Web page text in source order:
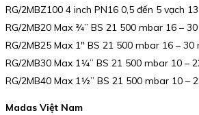
RG/2MBZ100 4 inch PN16 0,5 đến 5 vạch
RG/2MB20 Max ¾” BS 21 500 mbar 16 –
RG/2MB25 Max 1″ BS 21 500 mbar 16 – 30
RG/2MB30 Max 1¼” BS 21 500 mbar 10 –
RG/2MB40 Max 1½” BS 21 500 mbar 10 –
Madas Việt Nam